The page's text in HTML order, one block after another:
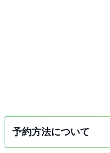
予約方法について